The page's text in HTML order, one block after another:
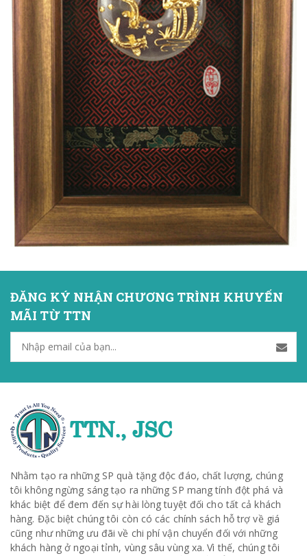
ĐĂNG KÝ NHẬN CHƯƠNG TRÌNH KHUYẾN
MÃI TỪ TTN
Nhằm tạo ra những SP quà tặng độc đáo, chất lượng, chúng
tôi không ngừng sáng tạo ra những SP mang tính đột phá và
khác biệt để đem đến sự hài lòng tuyệt đối cho tất cả khách
hàng. Đặc biệt chúng tôi còn có các chính sách hỗ trợ về giá
cũng như những ưu đãi về chi phí vận chuyển đối với những
khách hàng ở ngoại tỉnh, vùng sâu vùng xa. Vì thế, chúng tôi